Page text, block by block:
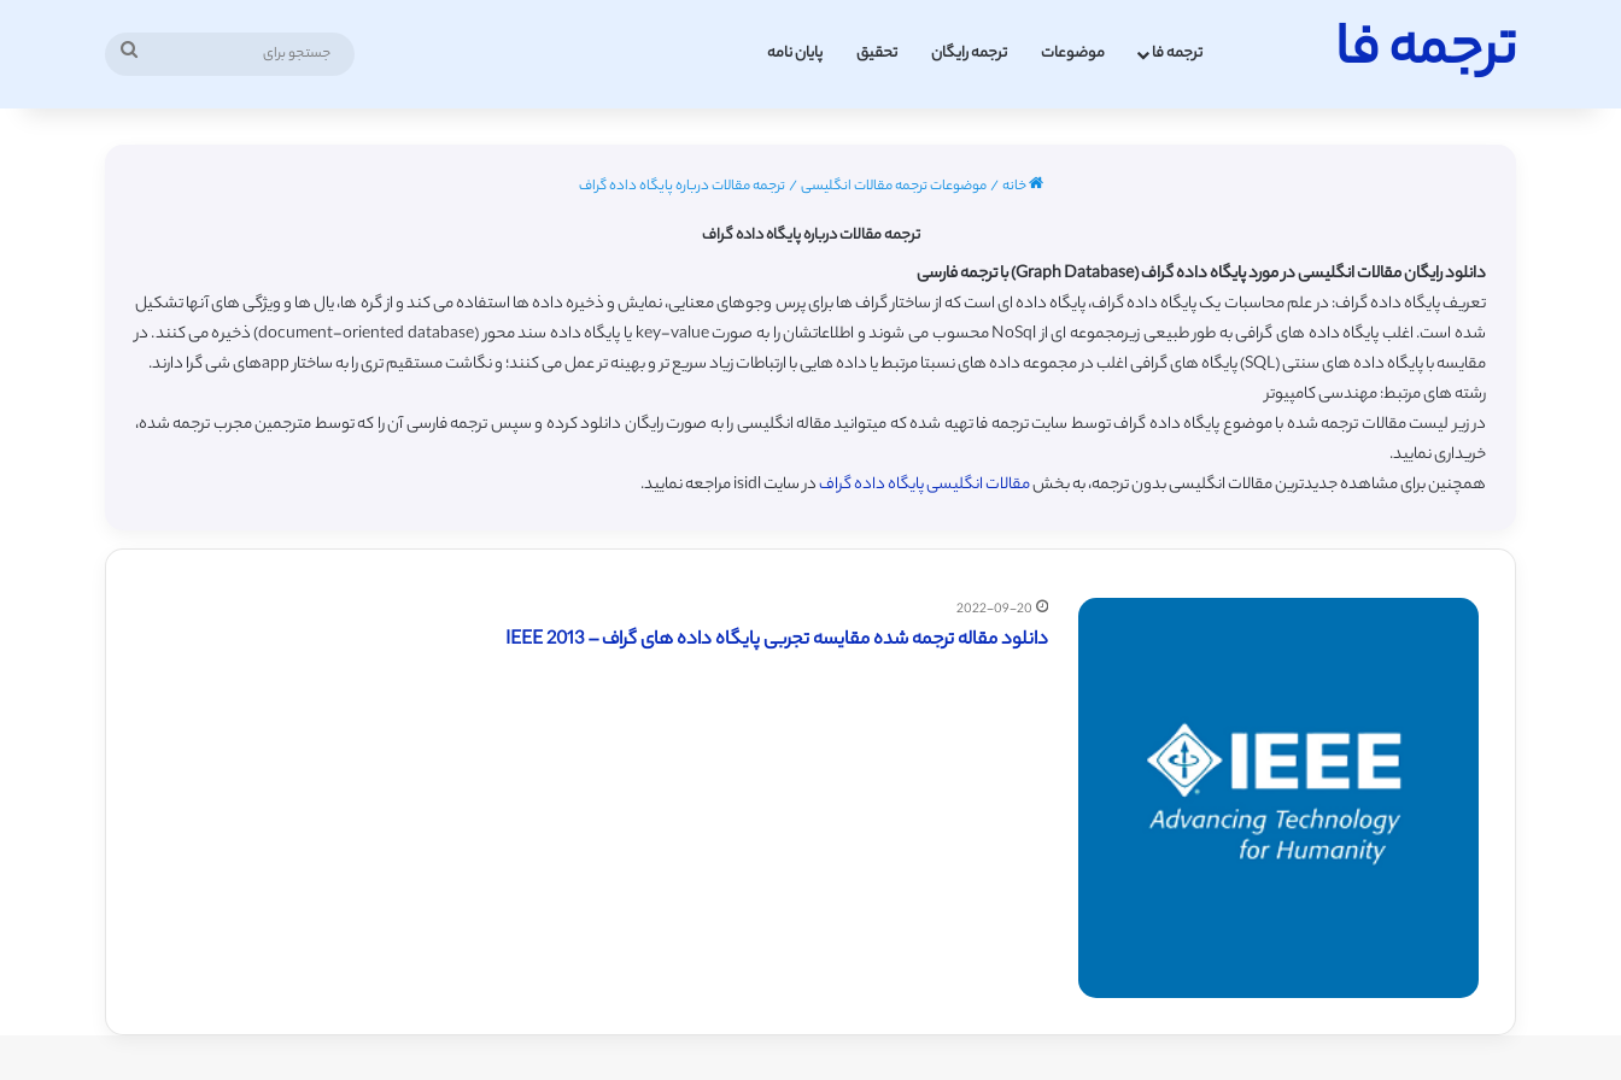
ترجمه فا ترجمه فا موضوعات ترجمه رایگان تحقیق پایان نامه
خانه/موضوعات ترجمه مقالات انگلیسی/ترجمه مقالات درباره پایگاه داده گراف
ترجمه مقالات درباره پایگاه داده گراف
دانلود رایگان مقالات انگلیسی در مورد پایگاه داده گراف (Graph Database) با ترجمه فارسی
تعریف پایگاه داده گراف: در علم محاسبات یک پایگاه داده گراف، پایگاه داده ای است که از ساختار گراف ها برای پرس وجوهای معنایی، نمایش و ذخیره داده ها استفاده می کند و از گره ها، یال ها و ویژگی های آنها تشکیل
شده است. اغلب پایگاه داده های گرافی به طور طبیعی زیرمجموعه ای از NoSql محسوب می شوند و اطلاعاتشان را به صورت key-value یا پایگاه داده سند محور (document-oriented database) ذخیره می کنند. در
مقایسه با پایگاه داده های سنتی (SQL) پایگاه های گرافی اغلب در مجموعه داده های نسبتا مرتبط یا داده هایی با ارتباطات زیاد سریع تر و بهینه تر عمل می کنند؛ و نگاشت مستقیم تری را به ساختار appهای شی گرا دارند.
رشته های مرتبط: مهندسی کامپیوتر
در زیر لیست مقالات ترجمه شده با موضوع پایگاه داده گراف توسط سایت ترجمه فا تهیه شده که میتوانید مقاله انگلیسی را به صورت رایگان دانلود کرده و سپس ترجمه فارسی آن را که توسط مترجمین مجرب ترجمه شده،
خریداری نمایید.
همچنین برای مشاهده جدیدترین مقالات انگلیسی بدون ترجمه، به بخشمقالات انگلیسی پایگاه داده گرافدر سایت isidl مراجعه نمایید.
2022-09-20
دانلود مقاله ترجمه شده مقایسه تجربی پایگاه داده های گراف – 2013 IEEE